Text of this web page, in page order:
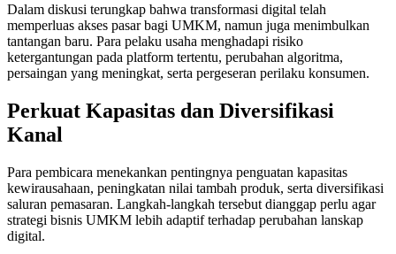
Dalam diskusi terungkap bahwa transformasi digital telah
memperluas akses pasar bagi UMKM, namun juga menimbulkan
tantangan baru. Para pelaku usaha menghadapi risiko
ketergantungan pada platform tertentu, perubahan algoritma,
persaingan yang meningkat, serta pergeseran perilaku konsumen.
Perkuat Kapasitas dan Diversifikasi
Kanal
Para pembicara menekankan pentingnya penguatan kapasitas
kewirausahaan, peningkatan nilai tambah produk, serta diversifikasi
saluran pemasaran. Langkah-langkah tersebut dianggap perlu agar
strategi bisnis UMKM lebih adaptif terhadap perubahan lanskap
digital.